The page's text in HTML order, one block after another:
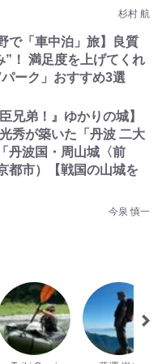
杉村 航
で「車中泊」旅】良質
”！ 満足度を上げてくれ
パーク」おすすめ3選
兄弟！』ゆかりの城】
秀が築いた「丹波 二大
丹波国・周山城〈前
都市）【戦国の山城を
今泉 慎一